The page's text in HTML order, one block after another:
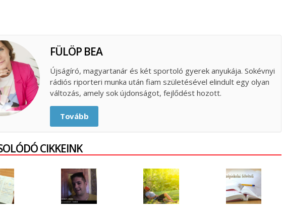
FÜLÖP BEA
Újságíró, magyartanár és két sportoló gyerek anyukája. Sokévnyi
rádiós riporteri munka után fiam születésével elindult egy olyan
változás, amely sok újdonságot, fejlődést hozott.
Tovább
CIKKEINK